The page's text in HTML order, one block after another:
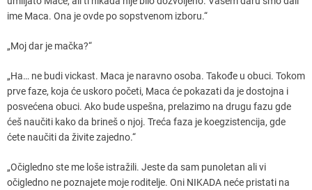
ime Maca. Ona je ovde po sopstvenom izboru.“
„Moj dar je mačka?“
„Ha… ne budi vickast. Maca je naravno osoba. Takođe u obuci. Tokom
prve faze, koja će uskoro početi, Maca će pokazati da je dostojna i
posvećena obuci. Ako bude uspešna, prelazimo na drugu fazu gde
ćeš naučiti kako da brineš o njoj. Treća faza je koegzistencija, gde
ćete naučiti da živite zajedno.“
„Očigledno ste me loše istražili. Jeste da sam punoletan ali vi
očigledno ne poznajete moje roditelje. Oni NIKADA neće pristati na